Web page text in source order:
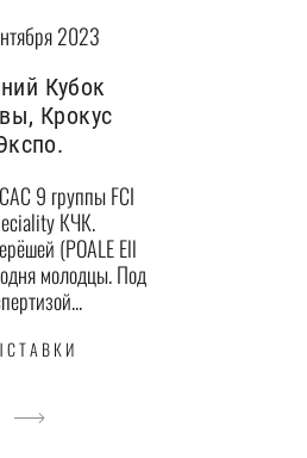
2023
Кубок
Крокус
9 группы FCI
КЧК.
(POALE Ell
молодцы. Под